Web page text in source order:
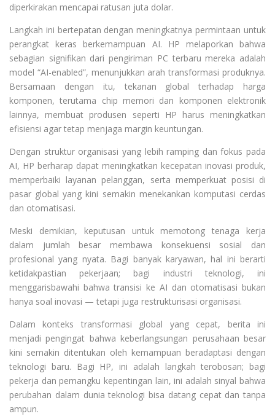
diperkirakan mencapai ratusan juta dolar.
Langkah ini bertepatan dengan meningkatnya permintaan untuk
perangkat keras berkemampuan AI. HP melaporkan bahwa
sebagian signifikan dari pengiriman PC terbaru mereka adalah
model “AI-enabled”, menunjukkan arah transformasi produknya.
Bersamaan dengan itu, tekanan global terhadap harga
komponen, terutama chip memori dan komponen elektronik
lainnya, membuat produsen seperti HP harus meningkatkan
efisiensi agar tetap menjaga margin keuntungan.
Dengan struktur organisasi yang lebih ramping dan fokus pada
AI, HP berharap dapat meningkatkan kecepatan inovasi produk,
memperbaiki layanan pelanggan, serta memperkuat posisi di
pasar global yang kini semakin menekankan komputasi cerdas
dan otomatisasi.
Meski demikian, keputusan untuk memotong tenaga kerja
dalam jumlah besar membawa konsekuensi sosial dan
profesional yang nyata. Bagi banyak karyawan, hal ini berarti
ketidakpastian pekerjaan; bagi industri teknologi, ini
menggarisbawahi bahwa transisi ke AI dan otomatisasi bukan
hanya soal inovasi — tetapi juga restrukturisasi organisasi.
Dalam konteks transformasi global yang cepat, berita ini
menjadi pengingat bahwa keberlangsungan perusahaan besar
kini semakin ditentukan oleh kemampuan beradaptasi dengan
teknologi baru. Bagi HP, ini adalah langkah terobosan; bagi
pekerja dan pemangku kepentingan lain, ini adalah sinyal bahwa
perubahan dalam dunia teknologi bisa datang cepat dan tanpa
ampun.